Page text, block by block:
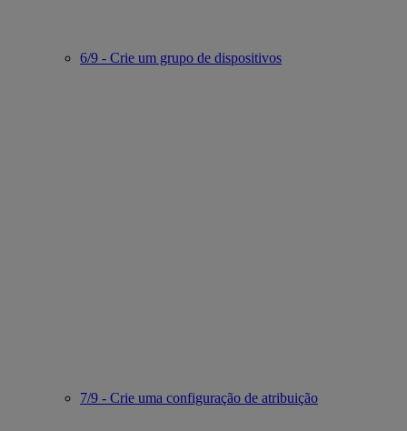
6/9 - Crie um grupo de dispositivos
7/9 - Crie uma configuração de atribuição